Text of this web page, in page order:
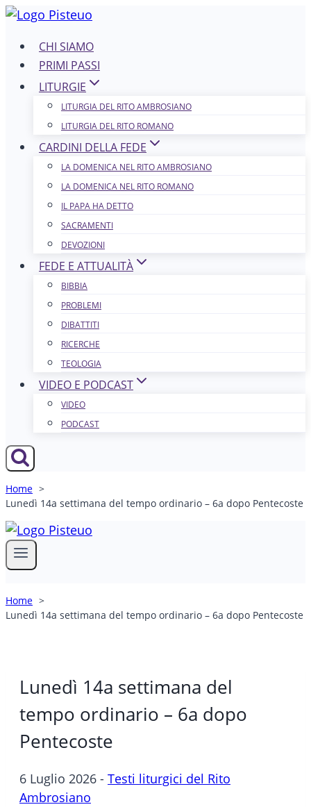
Salta
contenutoCHI SIAMO
PRIMI PASSI
LITURGIE
LITURGIA DEL RITO AMBROSIANO
LITURGIA DEL RITO ROMANO
CARDINI DELLA FEDE
LA DOMENICA NEL R​​​​​​ITO AMBROSIANO
LA DOMENICA NEL RITO ROMANO
IL PAPA HA DETTO
SACRAMENTI
DEVOZIONI
FEDE E ATTUALITÀ
BIBBIA
PROBLEMI
DIBATTITI
RICERCHE
TEOLOGIA
VIDEO E PODCAST
VIDEO
PODCAST
Home
Lunedì 14a settimana del tempo ordinario – 6a dopo Pentecoste
Home
Lunedì 14a settimana del tempo ordinario – 6a dopo Pentecoste
Lunedì 14a settimana del
tempo ordinario – 6a dopo
Pentecoste
6 Luglio 2026 - Testi liturgici del Rito
Ambrosiano